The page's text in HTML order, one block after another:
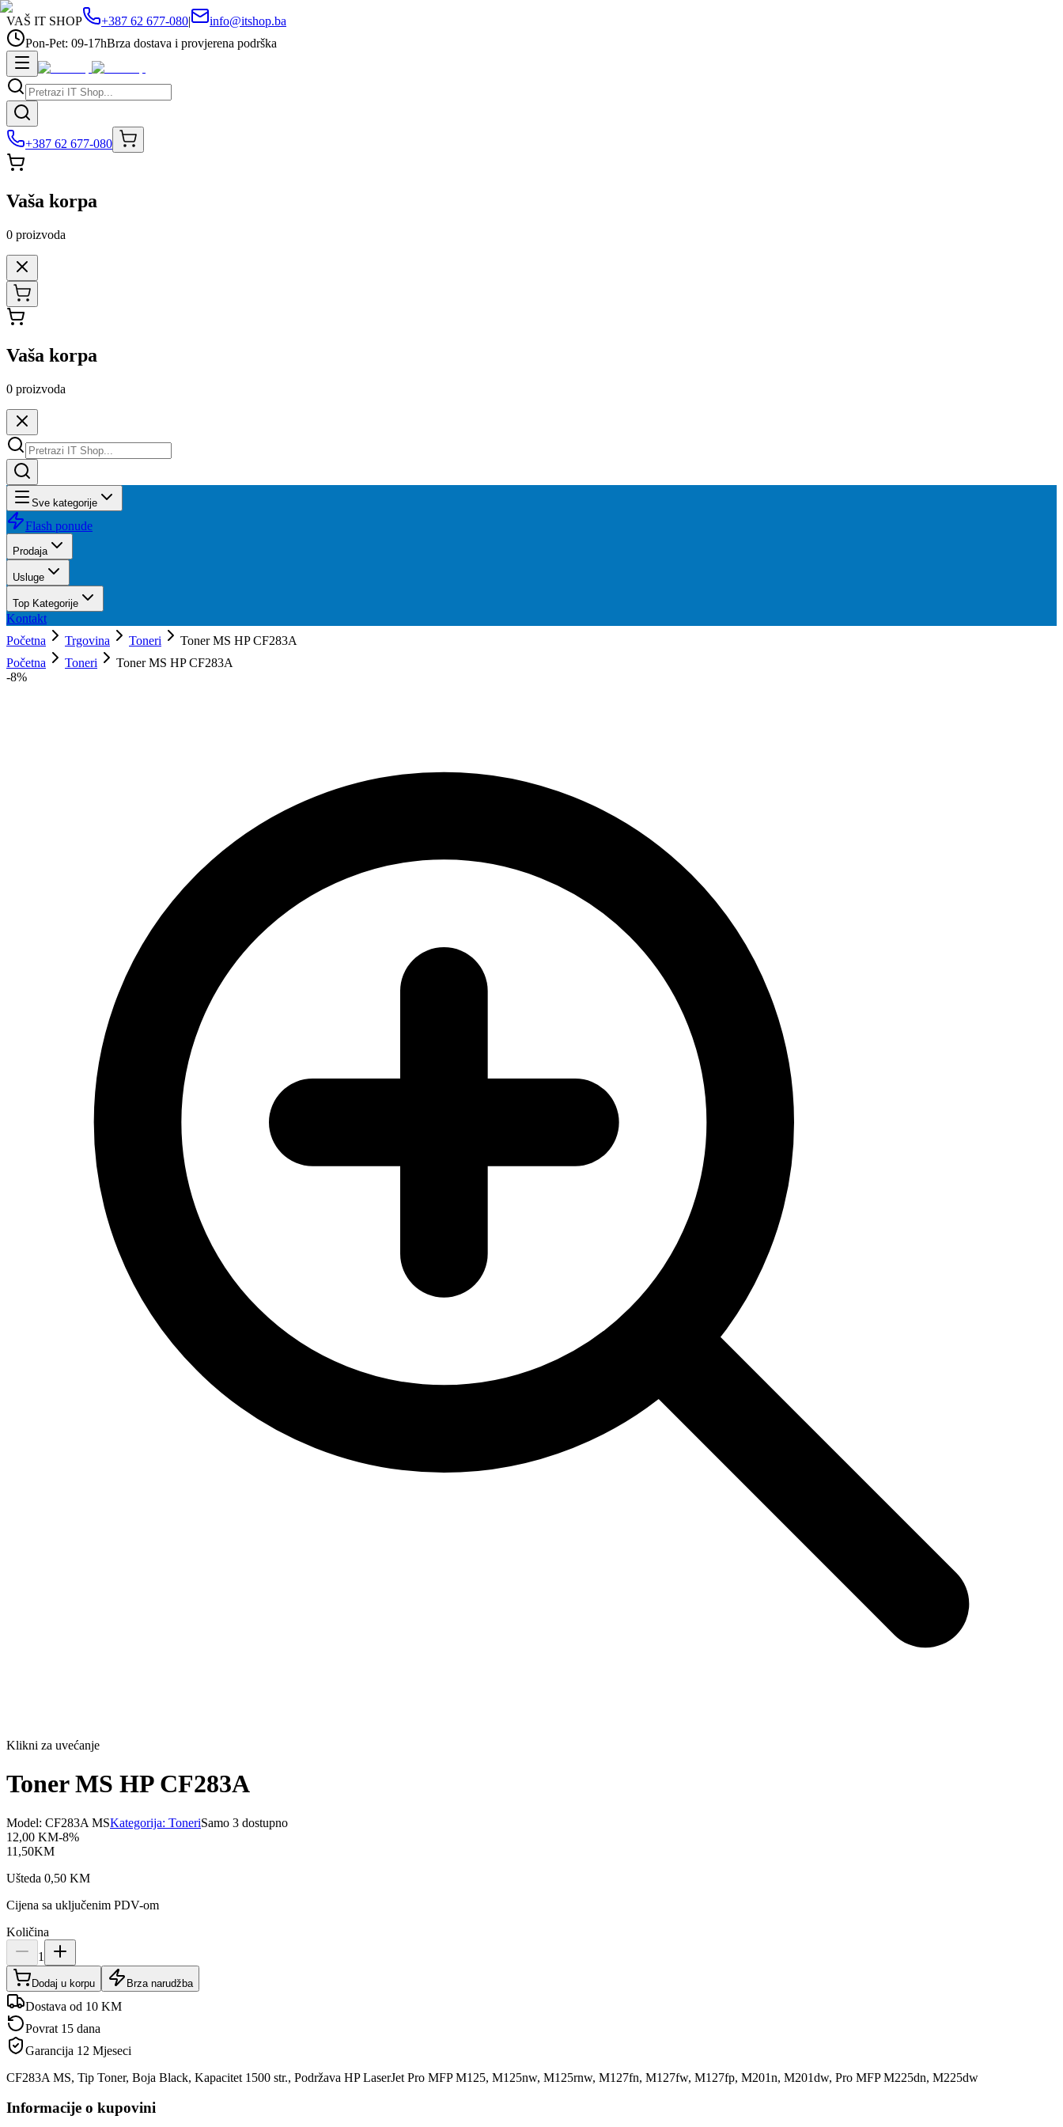
VAŠ IT SHOP +387 62 677-080|
info@itshop.ba
Pon-Pet: 09-17hBrza dostava i provjerena podrška
+387 62 677-080
Vaša korpa
0 proizvoda
Vaša korpa
0 proizvoda
Sve kategorije
Flash ponude
Prodaja
Usluge
Top Kategorije
Kontakt
Početna
Trgovina Toneri
Toner MS HP CF283A
Početna
Toneri
Toner MS HP CF283A
-8%
Klikni za uvećanje
Toner MS HP CF283A
Model: CF283A MSKategorija: ToneriSamo 3 dostupno
12,00 KM-8%
11,50KM
Ušteda 0,50 KM
Cijena sa uključenim PDV-om
Količina
1
Dodaj u korpu Brza narudžba
Dostava od 10 KM
Povrat 15 dana
Garancija 12 Mjeseci
CF283A MS, Tip Toner, Boja Black, Kapacitet 1500 str., Podržava HP LaserJet Pro MFP M125, M125nw, M125rnw, M127fn, M127fw, M127fp, M201n, M201dw, Pro MFP M225dn, M225dw
Informacije o kupovini